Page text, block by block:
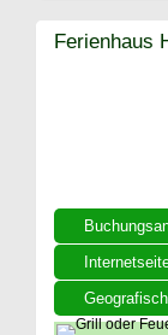
Ferienhaus